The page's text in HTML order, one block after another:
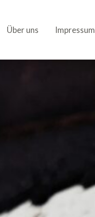
Über uns Impressum